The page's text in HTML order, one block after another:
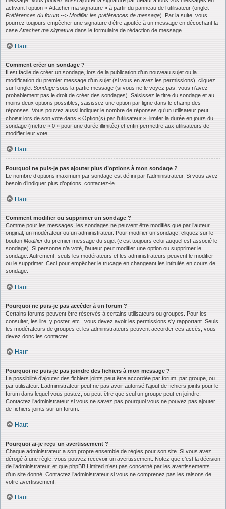
activant l’option « Attacher ma signature » à partir du panneau de l’utilisateur (onglet
Préférences du forum --> Modifier les préférences de message). Par la suite, vous
pourrez toujours empêcher une signature d’être ajoutée à un message en décochant la
case Attacher ma signature dans le formulaire de rédaction de message.
Haut
Comment créer un sondage ?
Il est facile de créer un sondage, lors de la publication d’un nouveau sujet ou la
modification du premier message d’un sujet (si vous en avez les permissions), cliquez
sur l’onglet Sondage sous la partie message (si vous ne le voyez pas, vous n’avez
probablement pas le droit de créer des sondages). Saisissez le titre du sondage et au
moins deux options possibles, saisissez une option par ligne dans le champ des
réponses. Vous pouvez aussi indiquer le nombre de réponses qu’un utilisateur peut
choisir lors de son vote dans « Option(s) par l’utilisateur », limiter la durée en jours du
sondage (mettre « 0 » pour une durée illimitée) et enfin permettre aux utilisateurs de
modifier leur vote.
Haut
Pourquoi ne puis-je pas ajouter plus d’options à mon sondage ?
Le nombre d’options maximum par sondage est défini par l’administrateur. Si vous avez
besoin d’indiquer plus d’options, contactez-le.
Haut
Comment modifier ou supprimer un sondage ?
Comme pour les messages, les sondages ne peuvent être modifiés que par l’auteur
original, un modérateur ou un administrateur. Pour modifier un sondage, cliquez sur le
bouton Modifier du premier message du sujet (c’est toujours celui auquel est associé le
sondage). Si personne n’a voté, l’auteur peut modifier une option ou supprimer le
sondage. Autrement, seuls les modérateurs et les administrateurs peuvent le modifier
ou le supprimer. Ceci pour empêcher le trucage en changeant les intitulés en cours de
sondage.
Haut
Pourquoi ne puis-je pas accéder à un forum ?
Certains forums peuvent être réservés à certains utilisateurs ou groupes. Pour les
consulter, les lire, y poster, etc., vous devez avoir les permissions s’y rapportant. Seuls
les modérateurs de groupes et les administrateurs peuvent accorder ces accès, vous
devez donc les contacter.
Haut
Pourquoi ne puis-je pas joindre des fichiers à mon message ?
La possibilité d’ajouter des fichiers joints peut être accordée par forum, par groupe, ou
par utilisateur. L’administrateur peut ne pas avoir autorisé l’ajout de fichiers joints pour le
forum dans lequel vous postez, ou peut-être que seul un groupe peut en joindre.
Contactez l’administrateur si vous ne savez pas pourquoi vous ne pouvez pas ajouter
de fichiers joints sur un forum.
Haut
Pourquoi ai-je reçu un avertissement ?
Chaque administrateur a son propre ensemble de règles pour son site. Si vous avez
dérogé à une règle, vous pouvez recevoir un avertissement. Notez que c’est la décision
de l’administrateur, et que phpBB Limited n’est pas concerné par les avertissements
d’un site donné. Contactez l’administrateur si vous ne comprenez pas les raisons de
votre avertissement.
Haut